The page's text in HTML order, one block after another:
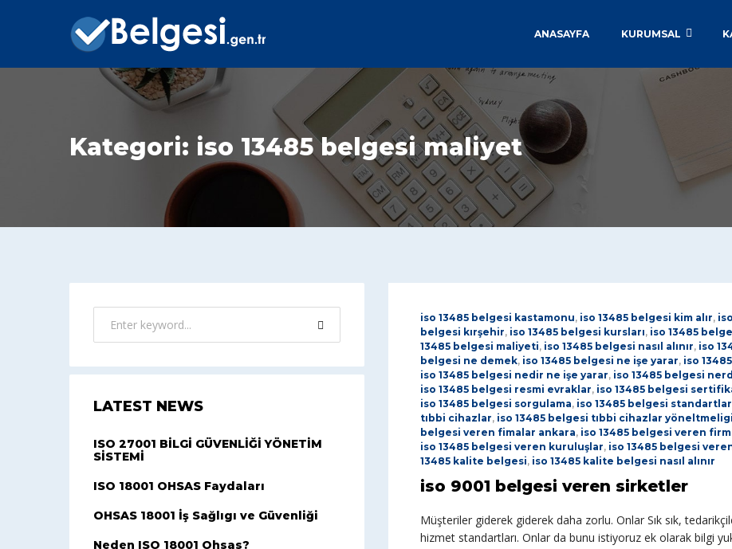
ANASAYFA KURUMSAL
Kategori: iso 13485 belgesi maliyet
iso 13485 belgesi kastamonu, iso 13485 belgesi kim alır,
belgesi kırşehir, iso 13485 belgesi kursları, iso 13485
13485 belgesi maliyeti, iso 13485 belgesi nasıl alınır, iso
belgesi ne demek, iso 13485 belgesi ne işe yarar, iso
iso 13485 belgesi nedir ne işe yarar, iso 13485 belgesi
iso 13485 belgesi resmi evraklar, iso 13485 belgesi
iso 13485 belgesi sorgulama, iso 13485 belgesi
tıbbi cihazlar, iso 13485 belgesi tıbbi cihazlar yöneltmeligi
belgesi veren fimalar ankara, iso 13485 belgesi veren
iso 13485 belgesi veren kuruluşlar, iso 13485 belgesi
13485 kalite belgesi, iso 13485 kalite belgesi nasıl alınır
iso 9001 belgesi veren sirketler
Müşteriler giderek giderek daha zorlu. Onlar Sık sık,
hizmet standartları. Onlar da bunu istiyoruz ek olarak bilgi
LATEST NEWS
ISO 27001 BİLGİ GÜVENLİĞİ YÖNETİM
SİSTEMİ
ISO 18001 OHSAS Faydaları
OHSAS 18001 İş Sağlıgı ve Güvenliği
Neden ISO 18001 Ohsas?